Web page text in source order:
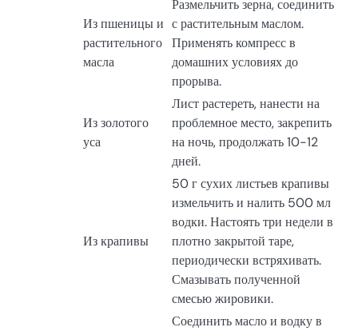
Из пшеницы и
растительного
масла
Размельчить зерна, соединить
с растительным маслом.
Применять компресс в
домашних условиях до
прорыва.
Из золотого
уса
Лист растереть, нанести на
проблемное место, закрепить
на ночь, продолжать 10-12
дней.
Из крапивы
50 г сухих листьев крапивы
измельчить и налить 500 мл
водки. Настоять три недели в
плотно закрытой таре,
периодически встряхивать.
Смазывать полученной
смесью жировики.
Соединить масло и водку в